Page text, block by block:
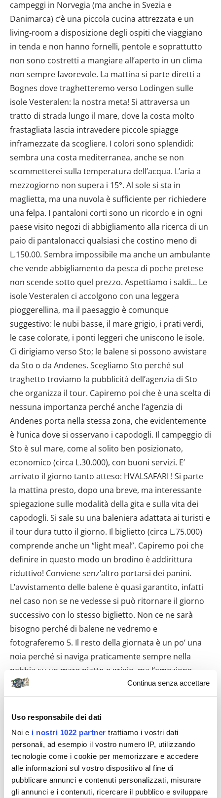
Continua senza accettare
Uso responsabile dei dati
Noi e i nostri 1022 partner trattiamo i vostri dati
personali, ad esempio il vostro numero IP, utilizzando
tecnologie come i cookie per memorizzare e accedere
alle informazioni sul vostro dispositivo al fine di
pubblicare annunci e contenuti personalizzati, misurare
gli annunci e i contenuti, ricercare il pubblico e sviluppare